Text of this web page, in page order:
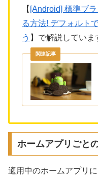
【 [Android] 標準ブ
る方法! デフォルト
う 】で解説していま
ホームアプリごと
適用中のホームアプリ